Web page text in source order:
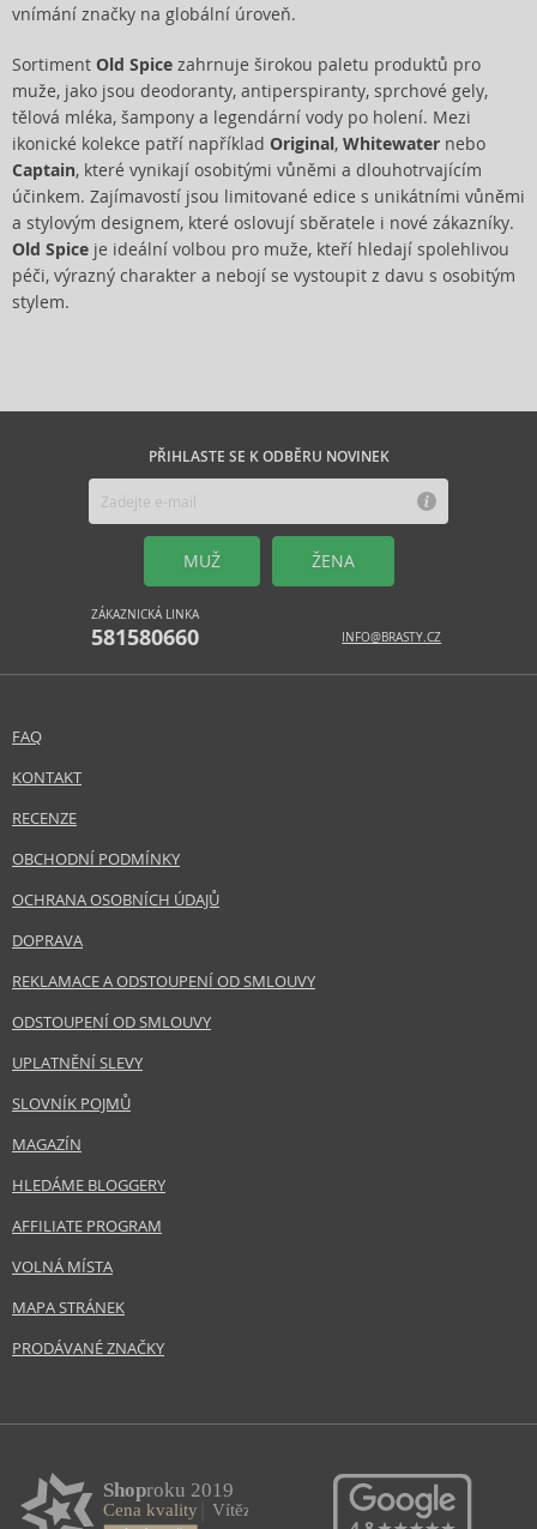
vnímání značky na globální úroveň.
Sortiment Old Spice zahrnuje širokou paletu produktů pro
muže, jako jsou deodoranty, antiperspiranty, sprchové gely,
tělová mléka, šampony a legendární vody po holení. Mezi
ikonické kolekce patří například Original, Whitewater nebo
Captain, které vynikají osobitými vůněmi a dlouhotrvajícím
účinkem. Zajímavostí jsou limitované edice s unikátními vůněmi
a stylovým designem, které oslovují sběratele i nové zákazníky.
Old Spice je ideální volbou pro muže, kteří hledají spolehlivou
péči, výrazný charakter a nebojí se vystoupit z davu s osobitým
stylem.
PŘIHLASTE SE K ODBĚRU NOVINEK
MUŽ ŽENA
ZÁKAZNICKÁ LINKA
581580660 INFO@BRASTY.CZ
FAQ
KONTAKT
RECENZE
OBCHODNÍ PODMÍNKY
OCHRANA OSOBNÍCH ÚDAJŮ
DOPRAVA
REKLAMACE A ODSTOUPENÍ OD SMLOUVY
ODSTOUPENÍ OD SMLOUVY
UPLATNĚNÍ SLEVY
SLOVNÍK POJMŮ
MAGAZÍN
HLEDÁME BLOGGERY
AFFILIATE PROGRAM
VOLNÁ MÍSTA
MAPA STRÁNEK
PRODÁVANÉ ZNAČKY